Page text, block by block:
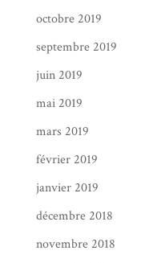
octobre 2019
septembre 2019
juin 2019
mai 2019
mars 2019
février 2019
janvier 2019
décembre 2018
novembre 2018